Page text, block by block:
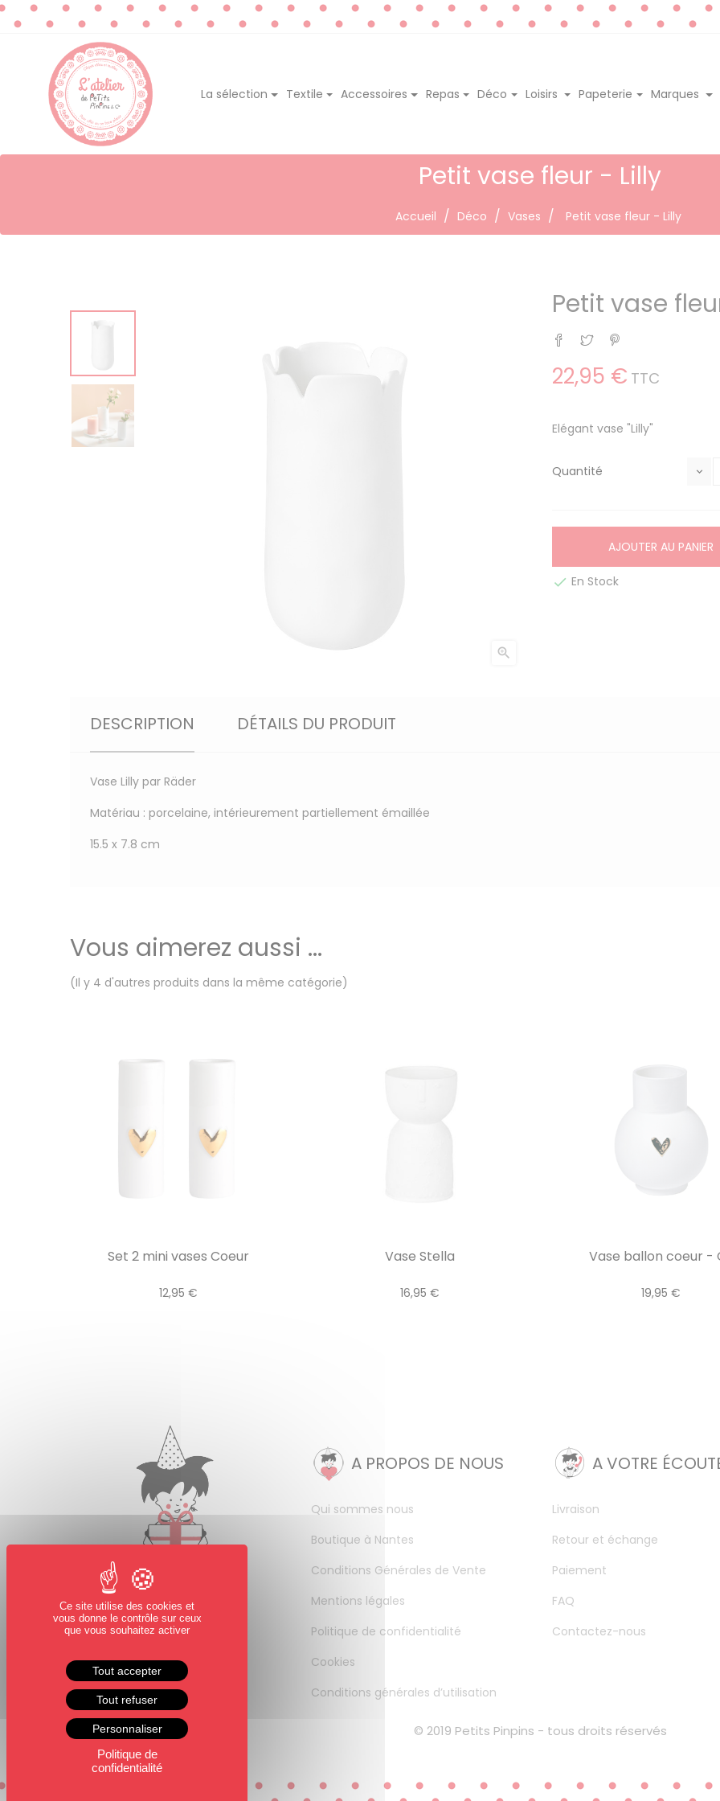
La sélection Textile Accessoires Repas Déco Loisirs Papeterie Marques
Petit vase fleur - Lilly
Accueil Déco Vases Petit vase fleur - Lilly

Petit vase
Partager
Tweet
22,95 € TTC
Elégant vase "Lilly"
Quantité
AJOUTER AU PANIER
 En Stock
DESCRIPTION DÉTAILS DU PRODUIT
Vase Lilly par Räder
Matériau : porcelaine, intérieurement partiellement émaillée
15.5 x 7.8 cm
Vous aimerez aussi ...
(Il y 4 d'autres produits dans la même catégorie)
Set 2 mini vases Coeur
12,95 €
Vase Stella
16,95 €
Vase ballon coeur -
19,95 €
A PROPOS DE NOUS
Qui sommes nous
Boutique à Nantes
Conditions Générales de Vente
Mentions légales
Politique de confidentialité
Cookies
Conditions générales d’utilisation
A VOTRE
Livraison
Retour et échange
Paiement
FAQ
Contactez-nous
© 2019 Petits Pinpins - tous droits réservés
Ce site utilise des cookies et
vous donne le contrôle sur ceux
que vous souhaitez activer
Tout accepter
Tout refuser
Personnaliser
Politique de
confidentialité